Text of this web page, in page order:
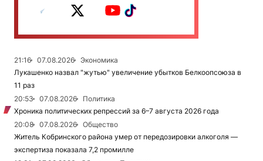
21:16 07.08.2026
Экономика
Лукашенко назвал "жутью" увеличение убытков Белкоопсоюза в
11 раз
20:53
07.08.2026
Политика
Хроника политических репрессий за 6–7 августа 2026 года
20:08
07.08.2026
Общество
Житель Кобринского района умер от передозировки алкоголя —
экспертиза показала 7,2 промилле